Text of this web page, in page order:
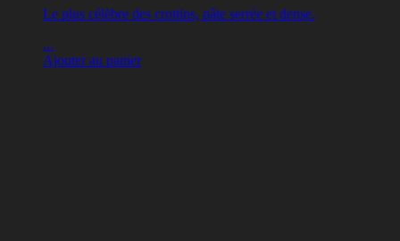
Le plus célèbre des crottins, pâte serrée et dense.
...
Ajouter au panier